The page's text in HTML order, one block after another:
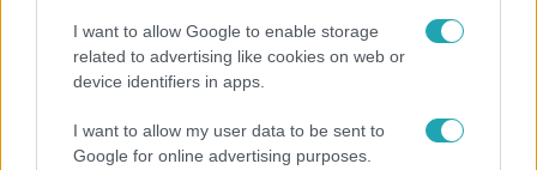
I want to allow Google to enable storage
related to advertising like cookies on web or
device identifiers in apps.
I want to allow my user data to be sent to
Google for online advertising purposes.